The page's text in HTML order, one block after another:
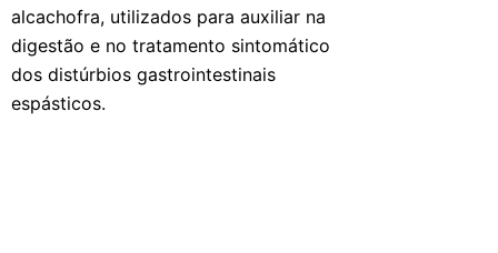
alcachofra, utilizados para auxiliar na
digestão e no tratamento sintomático
dos distúrbios gastrointestinais
espásticos.